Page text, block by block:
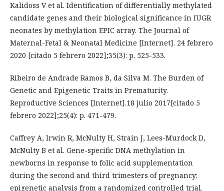
Kalidoss V et al. Identification of differentially methylated
candidate genes and their biological significance in IUGR
neonates by methylation EPIC array. The Journal of
Maternal-Fetal & Neonatal Medicine [Internet]. 24 febrero
2020 [citado 5 febrero 2022];35(3): p. 525-533.
Ribeiro de Andrade Ramos B, da Silva M. The Burden of
Genetic and Epigenetic Traits in Prematurity.
Reproductive Sciences [Internet].18 julio 2017[citado 5
febrero 2022];25(4): p. 471-479.
Caffrey A, Irwin R, McNulty H, Strain J, Lees-Murdock D,
McNulty B et al. Gene-specific DNA methylation in
newborns in response to folic acid supplementation
during the second and third trimesters of pregnancy:
epigenetic analysis from a randomized controlled trial.